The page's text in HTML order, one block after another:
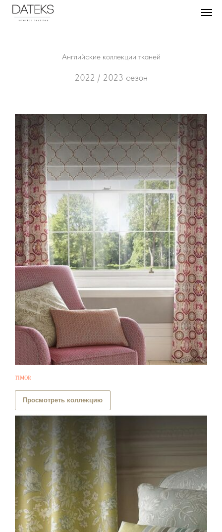
Английские коллек ции тканей
2022 / 2023 сезон
TIMOR
Просмотреть коллекцию